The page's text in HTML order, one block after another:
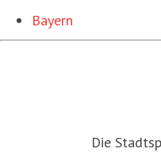
Bayern
Die